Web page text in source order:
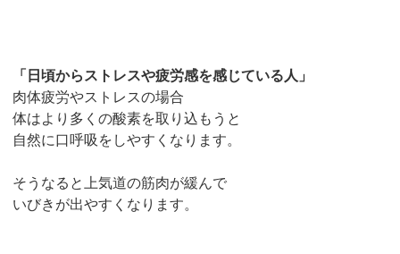
「日頃からストレスや疲労感を感じている人」
肉体疲労やストレスの場合
体はより多くの酸素を取り込もうと
自然に口呼吸をしやすくなります。
そうなると上気道の筋肉が緩んで
いびきが出やすくなります。